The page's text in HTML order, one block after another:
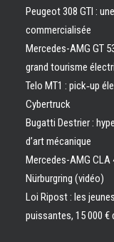
Peugeot 308 GTI :
commercialisée
Mercedes-AMG GT
grand tourisme
Telo MT1 : pick‑up
Cybertruck
Bugatti Destrier :
d’art mécanique
Mercedes-AMG CLA
Nürburgring (vidéo)
Loi Ripost : les
puissantes, 15 000 €